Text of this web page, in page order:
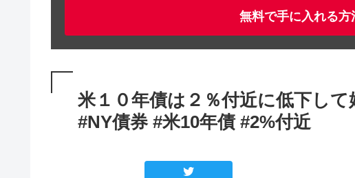
無料で手に入れる方
米１０年債は２％付近に低下し
#NY債券 #米10年債 #2%付近